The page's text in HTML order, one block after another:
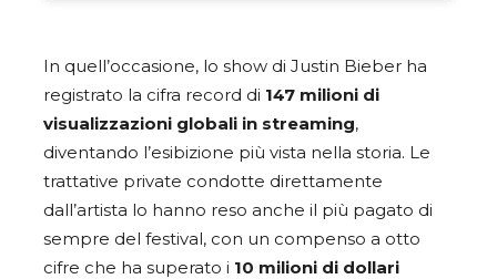
In quell’occasione, lo show di Justin Bieber ha
registrato la cifra record di 147 milioni di
visualizzazioni globali in streaming,
diventando l’esibizione più vista nella storia. Le
trattative private condotte direttamente
dall’artista lo hanno reso anche il più pagato di
sempre del festival, con un compenso a otto
cifre che ha superato i 10 milioni di dollari